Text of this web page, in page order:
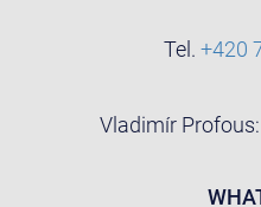
Tel. +420
Vladimír